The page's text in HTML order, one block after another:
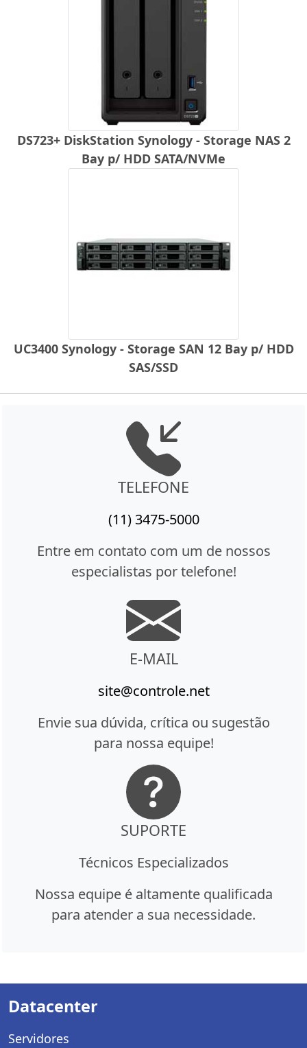
DS723+ DiskStation Synology - Storage NAS 2
Bay p/ HDD SATA/NVMe
UC3400 Synology - Storage SAN 12 Bay p/ HDD
SAS/SSD
TELEFONE
(11) 3475-5000
Entre em contato com um de nossos
especialistas por telefone!
E-MAIL
site@controle.net
Envie sua dúvida, crítica ou sugestão
para nossa equipe!
SUPORTE
Técnicos Especializados
Nossa equipe é altamente qualificada
para atender a sua necessidade.
Datacenter
Servidores